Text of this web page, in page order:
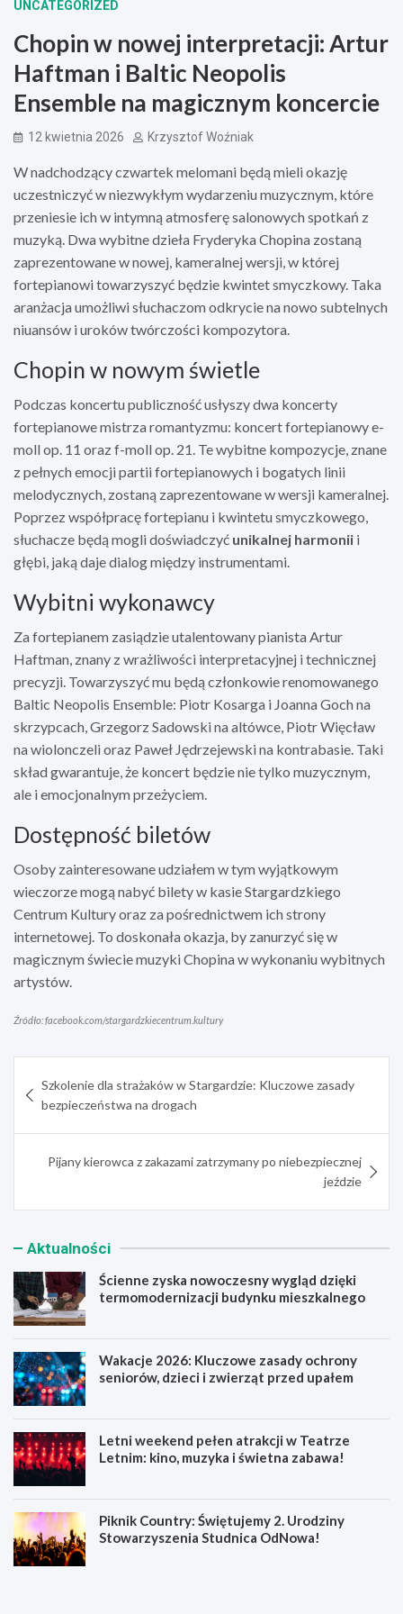
UNCATEGORIZED
Chopin w nowej interpretacji: Artur
Haftman i Baltic Neopolis
Ensemble na magicznym koncercie
12 kwietnia 2026 Krzysztof Woźniak
W nadchodzący czwartek melomani będą mieli okazję
uczestniczyć w niezwykłym wydarzeniu muzycznym, które
przeniesie ich w intymną atmosferę salonowych spotkań z
muzyką. Dwa wybitne dzieła Fryderyka Chopina zostaną
zaprezentowane w nowej, kameralnej wersji, w której
fortepianowi towarzyszyć będzie kwintet smyczkowy. Taka
aranżacja umożliwi słuchaczom odkrycie na nowo subtelnych
niuansów i uroków twórczości kompozytora.
Chopin w nowym świetle
Podczas koncertu publiczność usłyszy dwa koncerty
fortepianowe mistrza romantyzmu: koncert fortepianowy e-
moll op. 11 oraz f-moll op. 21. Te wybitne kompozycje, znane
z pełnych emocji partii fortepianowych i bogatych linii
melodycznych, zostaną zaprezentowane w wersji kameralnej.
Poprzez współpracę fortepianu i kwintetu smyczkowego,
słuchacze będą mogli doświadczyć unikalnej harmonii i
głębi, jaką daje dialog między instrumentami.
Wybitni wykonawcy
Za fortepianem zasiądzie utalentowany pianista Artur
Haftman, znany z wrażliwości interpretacyjnej i technicznej
precyzji. Towarzyszyć mu będą członkowie renomowanego
Baltic Neopolis Ensemble: Piotr Kosarga i Joanna Goch na
skrzypcach, Grzegorz Sadowski na altówce, Piotr Więcław
na wiolonczeli oraz Paweł Jędrzejewski na kontrabasie. Taki
skład gwarantuje, że koncert będzie nie tylko muzycznym,
ale i emocjonalnym przeżyciem.
Dostępność biletów
Osoby zainteresowane udziałem w tym wyjątkowym
wieczorze mogą nabyć bilety w kasie Stargardzkiego
Centrum Kultury oraz za pośrednictwem ich strony
internetowej. To doskonała okazja, by zanurzyć się w
magicznym świecie muzyki Chopina w wykonaniu wybitnych
artystów.
Źródło: facebook.com/stargardzkiecentrum.kultury
wpisu
Szkolenie dla strażaków w Stargardzie: Kluczowe zasady
bezpieczeństwa na drogach
Pijany kierowca z zakazami zatrzymany po niebezpiecznej
jeździe
Aktualności
Ścienne zyska nowoczesny wygląd dzięki
termomodernizacji budynku mieszkalnego
Wakacje 2026: Kluczowe zasady ochrony
seniorów, dzieci i zwierząt przed upałem
Letni weekend pełen atrakcji w Teatrze
Letnim: kino, muzyka i świetna zabawa!
Piknik Country: Świętujemy 2. Urodziny
Stowarzyszenia Studnica OdNowa!
Ś
W